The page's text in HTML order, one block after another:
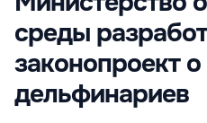
среды
законопроект
дельфинариев